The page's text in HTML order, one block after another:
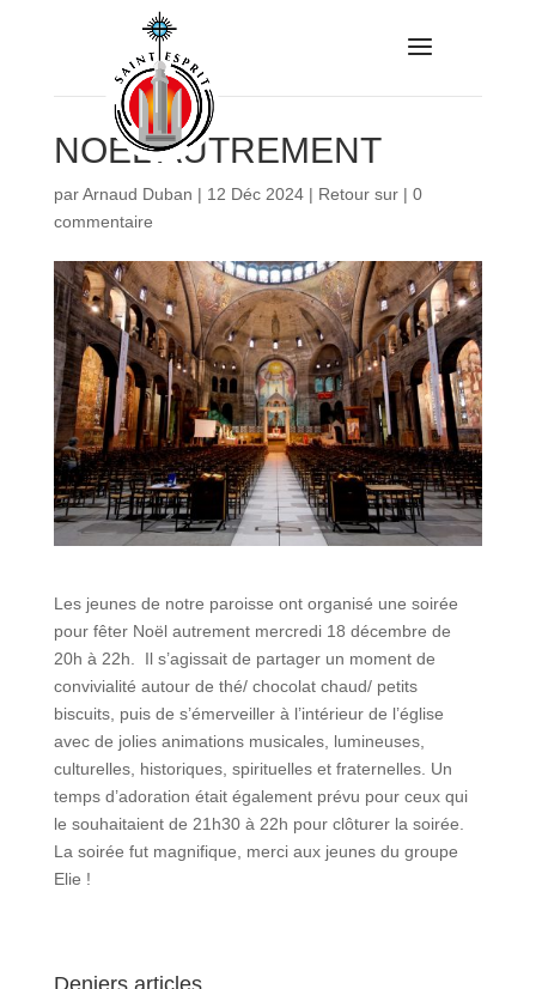
NOËL AUTREMENT
parArnaud Duban | 12 Déc 2024| Retour sur| 0
commentaire
Les jeunes de notre paroisse ont organisé une soirée
pour fêter Noël autrement mercredi 18 décembre de
20h à 22h. Il s’agissait de partager un moment de
convivialité autour de thé/ chocolat chaud/ petits
biscuits, puis de s’émerveiller à l’intérieur de l’église
avec de jolies animations musicales, lumineuses,
culturelles, historiques, spirituelles et fraternelles. Un
temps d’adoration était également prévu pour ceux qui
le souhaitaient de 21h30 à 22h pour clôturer la soirée.
La soirée fut magnifique, merci aux jeunes du groupe
Elie !